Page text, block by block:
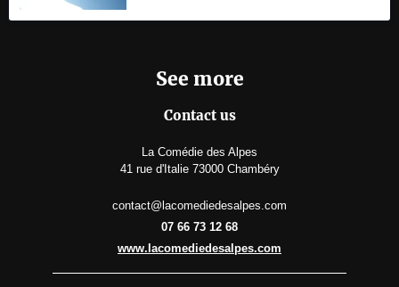
See more
Contact us
La Comédie des Alpes
41 rue d'Italie 73000 Chambéry
contact@lacomediedesalpes.com
07 66 73 12 68
www.lacomediedesalpes.com